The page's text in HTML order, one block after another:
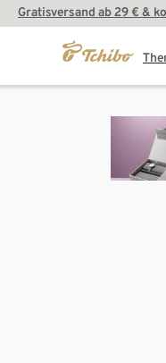
Gratisversand ab 29 € &